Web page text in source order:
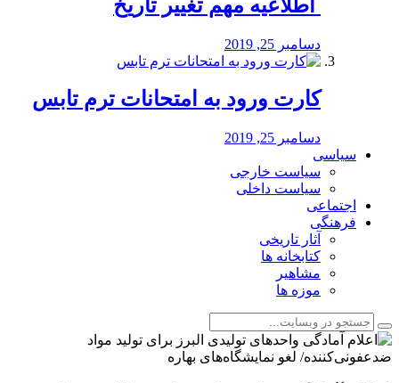
️ اطلاعیه مهم تغییر تاریخ
دسامبر 25, 2019
کارت ورود به امتحانات ترم تابس
دسامبر 25, 2019
سیاسی
سیاست خارجی
سیاست داخلی
اجتماعی
فرهنگی
آثار تاریخی
کتابخانه ها
مشاهیر
موزه ها